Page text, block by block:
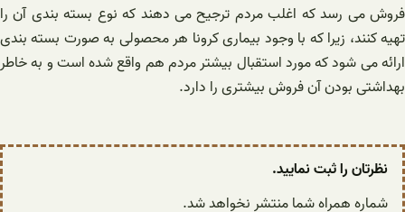
فروش می رسد که اغلب مردم ترجیح می دهند که نوع بسته بندی آن را
تهیه کنند، زیرا که با وجود بیماری کرونا هر محصولی به صورت بسته بندی
ارائه می شود که مورد استقبال بیشتر مردم هم واقع شده است و به خاطر
بهداشتی بودن آن فروش بیشتری را دارد.
نظرتان را ثبت نمایید.
شماره همراه شما منتشر نخواهد شد.